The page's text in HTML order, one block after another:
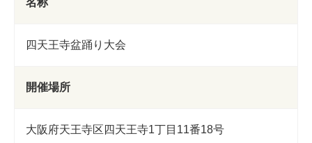
名称
四天王寺盆踊り大会
開催場所
大阪府天王寺区四天王寺1丁目11番18号